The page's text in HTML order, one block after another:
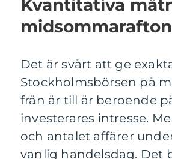
Kvantitativa
midsommarafton
Det är svårt att ge
Stockholmsbörsen på
från år till år beroende
investerares intresse.
och antalet affärer
vanlig handelsdag. Det